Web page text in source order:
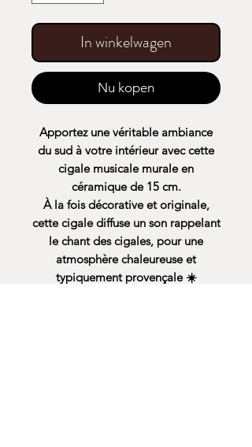
In winkelwagen
Nu kopen
Apportez une véritable ambiance
du sud à votre intérieur avec cette
cigale musicale murale en
céramique de 15 cm.
À la fois décorative et originale,
cette cigale diffuse un son rappelant
le chant des cigales, pour une
atmosphère chaleureuse et
typiquement provençale ☀️